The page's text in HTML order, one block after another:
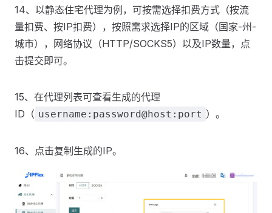
14、以静态住宅代理为例，可按需选择扣费方式（按流
量扣费、按IP扣费），按照需求选择IP的区域（国家-州-
城市），网络协议（HTTP/SOCKS5）以及IP数量，点
击提交即可。
15、在代理列表可查看生成的代理
ID（ username:password@host:port ）。
16、点击复制生成的IP。